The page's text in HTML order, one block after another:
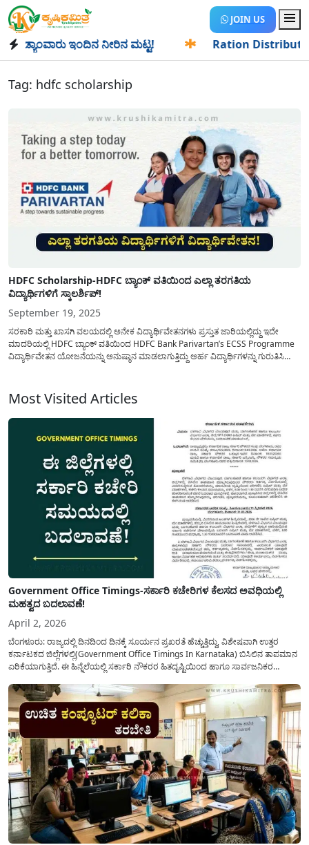
JOIN US
ಇಂದಿನ ನೀರಿನ ಮಟ್ಟ! Ration Distribution-
Tag: hdfc scholarship
HDFC Scholarship-HDFC ಬ್ಯಾಂಕ್ ವತಿಯಿಂದ ಎಲ್ಲಾ ತರಗತಿಯ
ವಿದ್ಯಾರ್ಥಿಗಳಿಗೆ ಸ್ಕಾಲರ್ಶಿಪ್!
September 19, 2025
ಸರಕಾರಿ ಮತ್ತು ಖಾಸಗಿ ವಲಯದಲ್ಲಿ ಅನೇಕ ವಿದ್ಯಾರ್ಥಿವೇತನಗಳು ಪ್ರಸ್ತುತ ಜಾರಿಯಲ್ಲಿದ್ದು ಇದೇ
ಮಾದರಿಯಲ್ಲಿ HDFC ಬ್ಯಾಂಕ್ ವತಿಯಿಂದ HDFC Bank Parivartan’s ECSS Programme
ವಿದ್ಯಾರ್ಥಿವೇತನ ಯೋಜನೆಯನ್ನು ಅನುಷ್ಠಾನ ಮಾಡಲಾಗುತ್ತಿದ್ದು ಅರ್ಹ ವಿದ್ಯಾರ್ಥಿಗಳನ್ನು ಗುರುತಿಸಿ
Most Visited Articles
Government Office Timings-ಸರ್ಕಾರಿ ಕಚೇರಿಗಳ ಕೆಲಸದ ಅವಧಿಯಲ್ಲಿ
ಮಹತ್ವದ ಬದಲಾವಣೆ!
April 2, 2026
ಬೆಂಗಳೂರು: ರಾಜ್ಯದಲ್ಲಿ ದಿನದಿಂದ ದಿನಕ್ಕೆ ಸೂರ್ಯನ ಪ್ರಖರತೆ ಹೆಚ್ಚುತ್ತಿದ್ದು, ವಿಶೇಷವಾಗಿ ಉತ್ತರ
ಕರ್ನಾಟಕದ ಜಿಲ್ಲೆಗಳಲ್ಲಿ(Government Office Timings In Karnataka) ಬಿಸಿಲಿನ ತಾಪಮಾನ
ಏರಿಕೆಯಾಗುತ್ತಿದೆ. ಈ ಹಿನ್ನೆಲೆಯಲ್ಲಿ ಸರ್ಕಾರಿ ನೌಕರರ ಹಿತದೃಷ್ಟಿಯಿಂದ ಹಾಗೂ ಸಾರ್ವಜನಿಕರ
ಮತ್ತು ಕಲ್ಯಾಣ ಕರ್ನಾಟಕದ ಒಟ್ಟು 9 ಜಿಲ್ಲೆಗಳಲ್ಲಿ ಏಪ್ರಿಲ್...